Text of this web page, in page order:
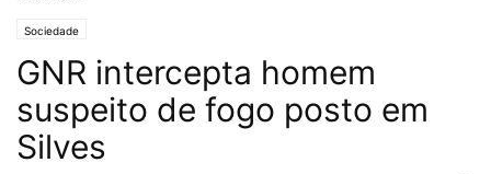
Sociedade
GNR intercepta homem
suspeito de fogo posto em
Silves